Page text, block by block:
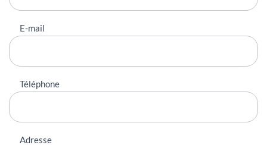
E-mail
Téléphone
Adresse